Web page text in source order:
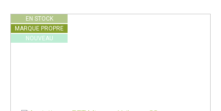
EN STOCK
MARQUE PROPRE
NOUVEAU